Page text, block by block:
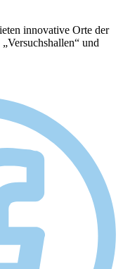
innovative Orte der
und